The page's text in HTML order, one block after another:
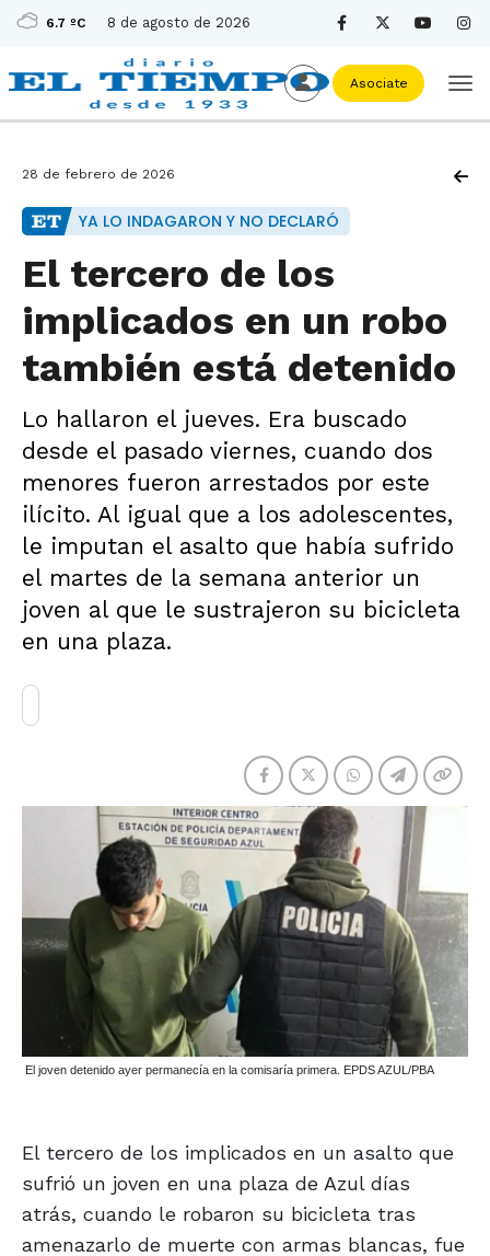
6.7 ºC 8 de agosto de 2026
Asociate
28 de febrero de 2026
YA LO INDAGARON Y NO DECLARÓ
El tercero de los
implicados en un robo
también está detenido
Lo hallaron el jueves. Era buscado
desde el pasado viernes, cuando dos
menores fueron arrestados por este
ilícito. Al igual que a los adolescentes,
le imputan el asalto que había sufrido
el martes de la semana anterior un
joven al que le sustrajeron su bicicleta
en una plaza.
El joven detenido ayer permanecía en la comisaría primera. EPDS AZUL/PBA
El tercero de los implicados en un asalto que
sufrió un joven en una plaza de Azul días
atrás, cuando le robaron su bicicleta tras
amenazarlo de muerte con armas blancas, fue